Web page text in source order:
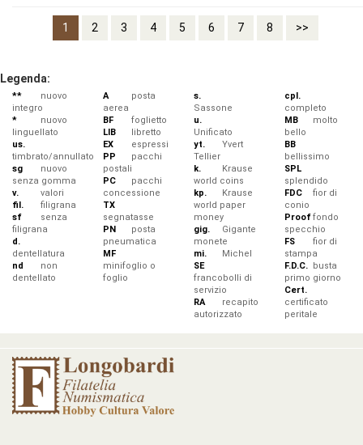
1 2 3 4 5 6 7 8 >>
Legenda:
**
nuovo
integro
*
nuovo
linguellato
us.
timbrato/annullato
sg
nuovo
senza gomma
v.
valori
fil.
filigrana
sf
senza
filigrana
d.
dentellatura
nd
non
dentellato
A
posta
aerea
BF
foglietto
LIB
libretto
EX
espressi
PP
pacchi
postali
PC
pacchi
concessione
TX
segnatasse
PN
posta
pneumatica
MF
minifoglio o
foglio
s.
Sassone
u.
Unificato
yt.
Yvert
Tellier
k.
Krause
world coins
kp.
Krause
world paper
money
gig.
Gigante
monete
mi.
Michel
SE
francobolli di
servizio
RA
recapito
autorizzato
cpl.
completo
MB
molto
bello
BB
bellissimo
SPL
splendido
FDC
fior di
conio
Prooffondo
specchio
FS
fior di
stampa
F.D.C. busta
primo giorno
Cert.
certificato
peritale